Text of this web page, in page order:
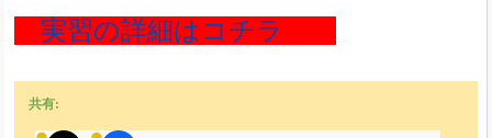
実習の詳細はコチラ
共有: